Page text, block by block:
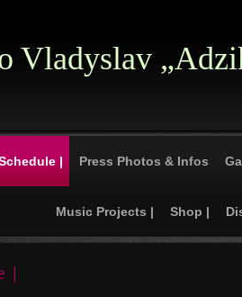
Vladyslav
| Press Photos & Infos
Music Projects | Shop |
|